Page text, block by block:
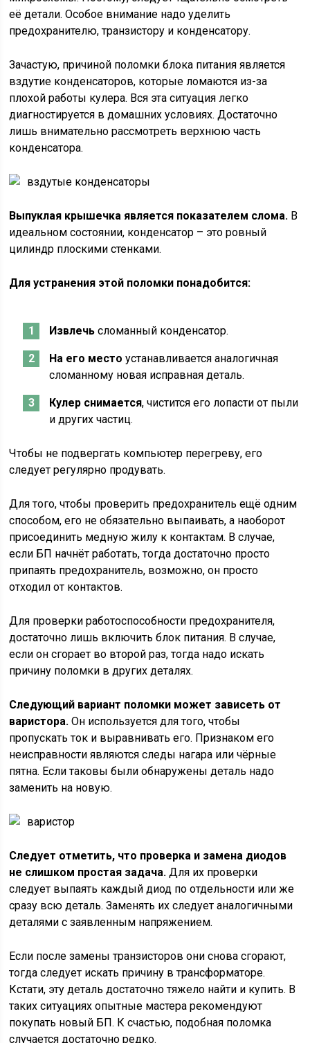
её детали. Особое внимание надо уделить
предохранителю, транзистору и конденсатору.
Зачастую, причиной поломки блока питания является
вздутие конденсаторов, которые ломаются из-за
плохой работы кулера. Вся эта ситуация легко
диагностируется в домашних условиях. Достаточно
лишь внимательно рассмотреть верхнюю часть
конденсатора.
вздутые конденсаторы
Выпуклая крышечка является показателем слома. В
идеальном состоянии, конденсатор – это ровный
цилиндр плоскими стенками.
Для устранения этой поломки понадобится:
Извлечь сломанный конденсатор.
На его место устанавливается аналогичная
сломанному новая исправная деталь.
Кулер снимается, чистится его лопасти от пыли
и других частиц.
Чтобы не подвергать компьютер перегреву, его
следует регулярно продувать.
Для того, чтобы проверить предохранитель ещё одним
способом, его не обязательно выпаивать, а наоборот
присоединить медную жилу к контактам. В случае,
если БП начнёт работать, тогда достаточно просто
припаять предохранитель, возможно, он просто
отходил от контактов.
Для проверки работоспособности предохранителя,
достаточно лишь включить блок питания. В случае,
если он сгорает во второй раз, тогда надо искать
причину поломки в других деталях.
Следующий вариант поломки может зависеть от
варистора. Он используется для того, чтобы
пропускать ток и выравнивать его. Признаком его
неисправности являются следы нагара или чёрные
пятна. Если таковы были обнаружены деталь надо
заменить на новую.
варистор
Следует отметить, что проверка и замена диодов
не слишком простая задача. Для их проверки
следует выпаять каждый диод по отдельности или же
сразу всю деталь. Заменять их следует аналогичными
деталями с заявленным напряжением.
Если после замены транзисторов они снова сгорают,
тогда следует искать причину в трансформаторе.
Кстати, эту деталь достаточно тяжело найти и купить. В
таких ситуациях опытные мастера рекомендуют
покупать новый БП. К счастью, подобная поломка
случается достаточно редко.